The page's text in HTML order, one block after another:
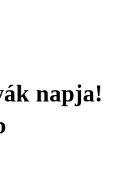
napja!